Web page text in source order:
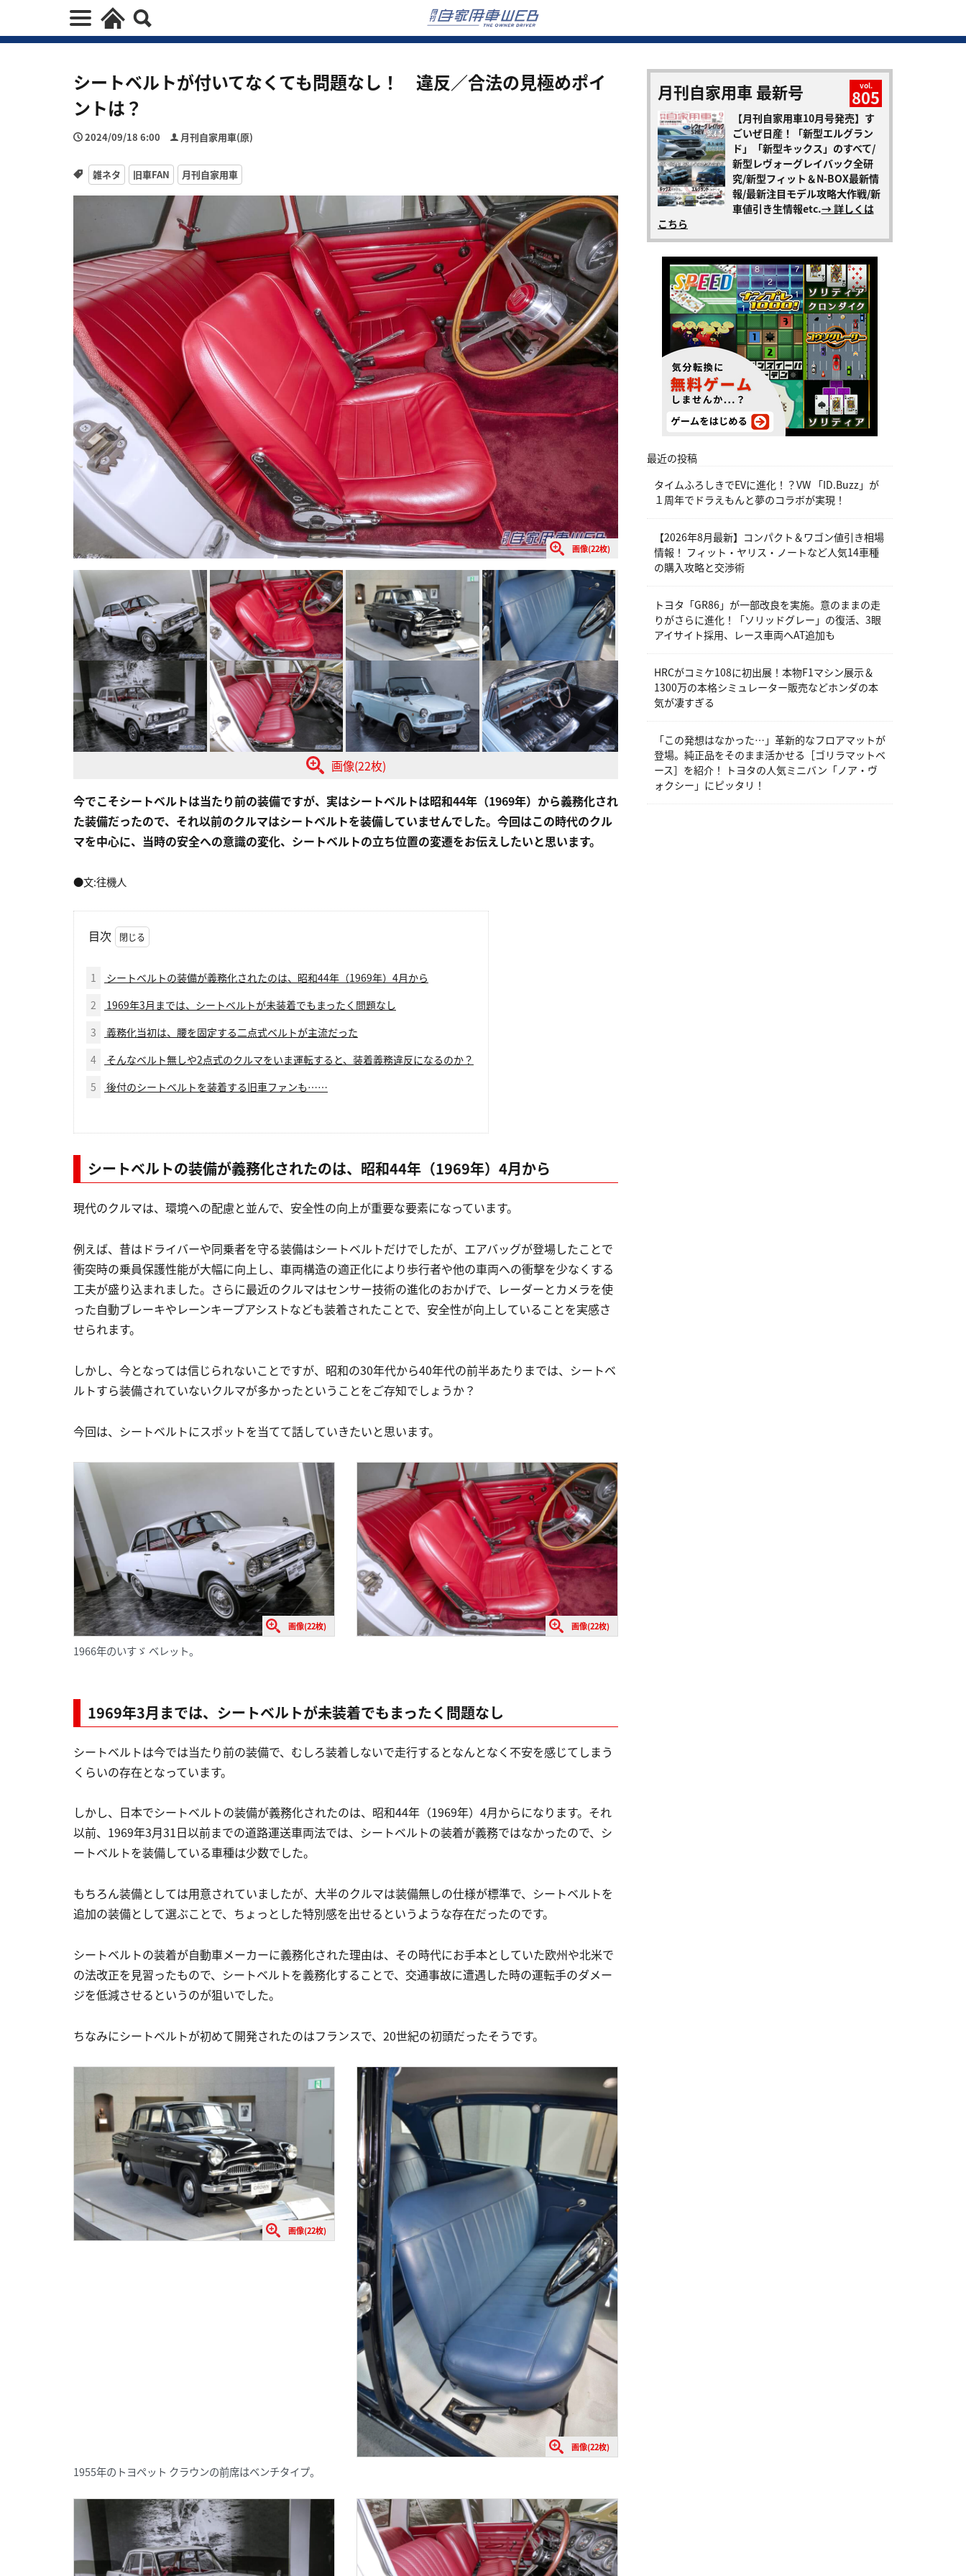
シートベルトが付いてなくても問題なし！ 違反／合法の見極めポイ
ントは？
2024/09/18 6:00 月刊自家用車(原)
雑ネタ 旧車FAN 月刊自家用車
画像(22枚)
画像(22枚)
今でこそシートベルトは当たり前の装備ですが、実はシートベルトは昭和44年（1969年）から義務化され
た装備だったので、それ以前のクルマはシートベルトを装備していませんでした。今回はこの時代のクル
マを中心に、当時の安全への意識の変化、シートベルトの立ち位置の変遷をお伝えしたいと思います。
●文:往機人
目次
1
シートベルトの装備が義務化されたのは、昭和44年（1969年）4月から
2
1969年3月までは、シートベルトが未装着でもまったく問題なし
3
義務化当初は、腰を固定する二点式ベルトが主流だった
4
そんなベルト無しや2点式のクルマをいま運転すると、装着義務違反になるのか？
5
後付のシートベルトを装着する旧車ファンも……
シートベルトの装備が義務化されたのは、昭和44年（1969年）4月から
現代のクルマは、環境への配慮と並んで、安全性の向上が重要な要素になっています。
例えば、昔はドライバーや同乗者を守る装備はシートベルトだけでしたが、エアバッグが登場したことで
衝突時の乗員保護性能が大幅に向上し、車両構造の適正化により歩行者や他の車両への衝撃を少なくする
工夫が盛り込まれました。さらに最近のクルマはセンサー技術の進化のおかげで、レーダーとカメラを使
った自動ブレーキやレーンキープアシストなども装着されたことで、安全性が向上していることを実感さ
せられます。
しかし、今となっては信じられないことですが、昭和の30年代から40年代の前半あたりまでは、シートベ
ルトすら装備されていないクルマが多かったということをご存知でしょうか？
今回は、シートベルトにスポットを当てて話していきたいと思います。
画像(22枚) 画像(22枚)
1966年のいすゞ ベレット。
1969年3月までは、シートベルトが未装着でもまったく問題なし
シートベルトは今では当たり前の装備で、むしろ装着しないで走行するとなんとなく不安を感じてしまう
くらいの存在となっています。
しかし、日本でシートベルトの装備が義務化されたのは、昭和44年（1969年）4月からになります。それ
以前、1969年3月31日以前までの道路運送車両法では、シートベルトの装着が義務ではなかったので、シ
ートベルトを装備している車種は少数でした。
もちろん装備としては用意されていましたが、大半のクルマは装備無しの仕様が標準で、シートベルトを
追加の装備として選ぶことで、ちょっとした特別感を出せるというような存在だったのです。
シートベルトの装着が自動車メーカーに義務化された理由は、その時代にお手本としていた欧州や北米で
の法改正を見習ったもので、シートベルトを義務化することで、交通事故に遭遇した時の運転手のダメー
ジを低減させるというのが狙いでした。
ちなみにシートベルトが初めて開発されたのはフランスで、20世紀の初頭だったそうです。
画像(22枚)
画像(22枚)
1955年のトヨペット クラウンの前席はベンチタイプ。
月刊自家用車 最新号 vol.
805
【月刊自家用車10月号発売】す
ごいぜ日産！「新型エルグラン
ド」「新型キックス」のすべて/
新型レヴォーグレイバック全研
究/新型フィット＆N-BOX最新情
報/最新注目モデル攻略大作戦/新
車値引き生情報etc.→ 詳しくは
こちら
最近の投稿
タイムふろしきでEVに進化！？VW 「ID.Buzz」が
１周年でドラえもんと夢のコラボが実現！
【2026年8月最新】コンパクト＆ワゴン値引き相場
情報！ フィット・ヤリス・ノートなど人気14車種
の購入攻略と交渉術
トヨタ「GR86」が一部改良を実施。意のままの走
りがさらに進化！「ソリッドグレー」の復活、3眼
アイサイト採用、レース車両へAT追加も
HRCがコミケ108に初出展！本物F1マシン展示＆
1300万の本格シミュレーター販売などホンダの本
気が凄すぎる
「この発想はなかった…」革新的なフロアマットが
登場。純正品をそのまま活かせる［ゴリラマットベ
ース］を紹介！ トヨタの人気ミニバン「ノア・ヴ
ォクシー」にピッタリ！